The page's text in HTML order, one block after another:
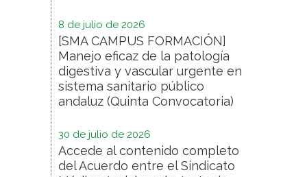
8 de julio de 2026
[SMA CAMPUS FORMACIÓN]
Manejo eficaz de la patología
digestiva y vascular urgente en
sistema sanitario público
andaluz (Quinta Convocatoria)
30 de julio de 2026
Accede al contenido completo
del Acuerdo entre el Sindicato